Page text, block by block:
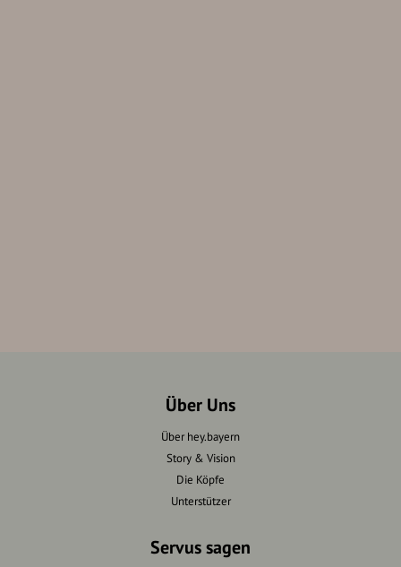
Über Uns
Über hey.bayern
Story & Vision
Die Köpfe
Unterstützer
Servus sagen